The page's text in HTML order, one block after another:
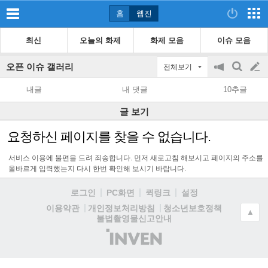
홈 웹진
최신 오늘의 화제 화제 모음 이슈 모음
오픈 이슈 갤러리 전체보기
공
지
on/off
검
색
글
쓰
기
내글 내 댓글 10추글
글 보기
요청하신 페이지를 찾을 수 없습니다.
서비스 이용에 불편을 드려 죄송합니다. 먼저 새로고침 해보시고 페이지의 주소를
올바르게 입력했는지 다시 한번 확인해 보시기 바랍니다.
로그인 PC화면 퀵링크
설정
이용약관
개인정보처리방침
청소년보호정책
불법촬영물신고안내
(주)
인
▲